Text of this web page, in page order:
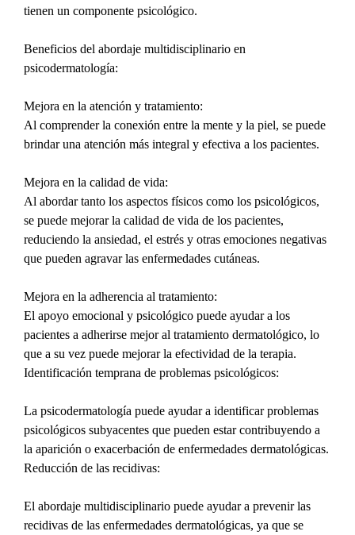
tienen un componente psicológico.
Beneficios del abordaje multidisciplinario en
psicodermatología:
Mejora en la atención y tratamiento:
Al comprender la conexión entre la mente y la piel, se puede
brindar una atención más integral y efectiva a los pacientes.
Mejora en la calidad de vida:
Al abordar tanto los aspectos físicos como los psicológicos,
se puede mejorar la calidad de vida de los pacientes,
reduciendo la ansiedad, el estrés y otras emociones negativas
que pueden agravar las enfermedades cutáneas.
Mejora en la adherencia al tratamiento:
El apoyo emocional y psicológico puede ayudar a los
pacientes a adherirse mejor al tratamiento dermatológico, lo
que a su vez puede mejorar la efectividad de la terapia.
Identificación temprana de problemas psicológicos:
La psicodermatología puede ayudar a identificar problemas
psicológicos subyacentes que pueden estar contribuyendo a
la aparición o exacerbación de enfermedades dermatológicas.
Reducción de las recidivas:
El abordaje multidisciplinario puede ayudar a prevenir las
recidivas de las enfermedades dermatológicas, ya que se